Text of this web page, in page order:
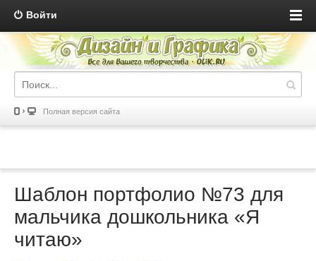
Войти
Полная версия сайта
Шаблон портфолио №73 для
мальчика дошкольника «Я
читаю»